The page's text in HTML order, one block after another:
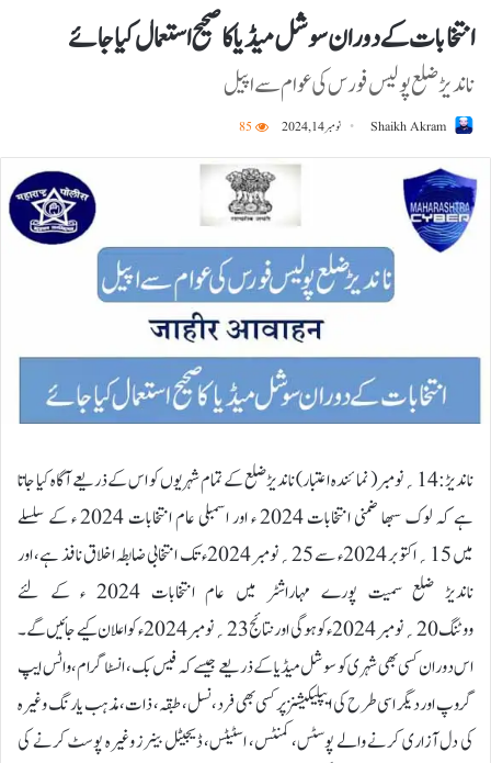
انتخابات کے دوران سوشل میڈیا کا صحیح استعمال کیا جائے
ناندیڑ ضلع پولیس فورس کی عوام سے اپیل
Shaikh Akram نومبر 14, 2024 85
ناندیڑ:14؍نومبر( نمائندہ اعتبار) ناندیڑ ضلع کے تمام شہریوں کو اس کے ذریعے آگاہ کیا جاتا
ہے کہ لوک سبھا ضمنی انتخابات 2024 ء اور اسمبلی عام انتخابات 2024 ء کے سلسلے
میں 15؍اکتوبر 2024ء سے 25؍نومبر 2024ء تک انتخابی ضابطہ اخلاق نافذ ہے، اور
ناندیڑ ضلع سمیت پورے مہاراشٹر میں عام انتخابات 2024 ء کے لئے
ووٹنگ 20؍نومبر 2024ء کو ہوگی اور نتائج 23؍نومبر 2024ء کو اعلان کیے جائیں گے۔
اس دوران کسی بھی شہری کو سوشل میڈیا کے ذریعے جیسے کہ فیس بک، انسٹاگرام، واٹس ایپ
گروپ اور دیگر اسی طرح کی ایپلیکیشنز پر کسی بھی فرد، نسل، طبقہ، ذات، مذہب یا رنگ وغیرہ
کی دل آزاری کرنے والے پوسٹس، کمنٹس، اسٹیٹس، ڈیجیٹل بینرز وغیرہ پوسٹ کرنے کی